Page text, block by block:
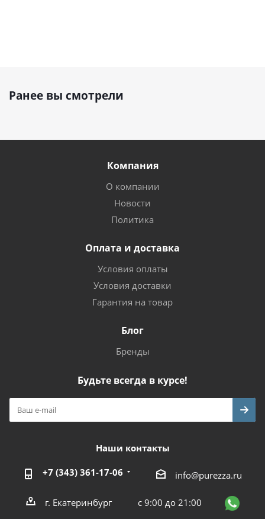
Ранее вы смотрели
Компания
О компании
Новости
Политика
Оплата и доставка
Условия оплаты
Условия доставки
Гарантия на товар
Блог
Бренды
Будьте всегда в курсе!
Наши контакты
+7 (343) 361-17-06 info@purezza.ru
г. Екатеринбург с 9:00 до 21:00